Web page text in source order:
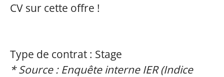
CV sur cette offre !
Type de contrat : Stage
* Source : Enquête interne IER (Indice